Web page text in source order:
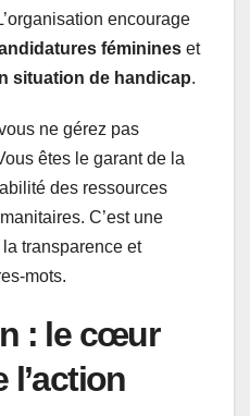
encourage
féminines et
situation de handicap.
ne gérez pas
êtes le garant de la
des ressources
C’est une
transparence et
mots.
: le cœur
l’action